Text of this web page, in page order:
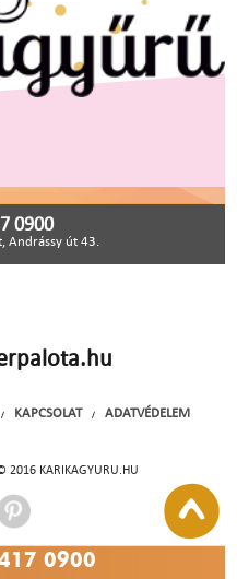
0900
Andrássy út 43.
/ KAPCSOLAT / ADATVÉDELEM
2016 KARIKAGYURU.HU
0900